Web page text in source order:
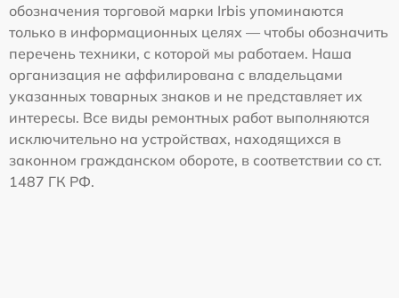
обозначения торговой марки Irbis упоминаются
только в информационных целях — чтобы обозначить
перечень техники, с которой мы работаем. Наша
организация не аффилирована с владельцами
указанных товарных знаков и не представляет их
интересы. Все виды ремонтных работ выполняются
исключительно на устройствах, находящихся в
законном гражданском обороте, в соответствии со ст.
1487 ГК РФ.